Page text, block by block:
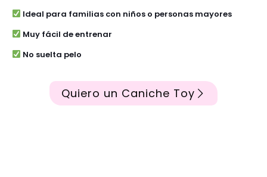
Ideal para familias con niños o personas mayores
Muy fácil de entrenar
No suelta pelo
Quiero un Caniche Toy